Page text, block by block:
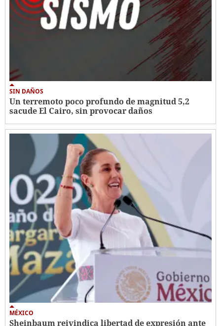
SIN DAÑOS
Un terremoto poco profundo de magnitud 5,2
sacude El Cairo, sin provocar daños
MÉXICO
Sheinbaum reivindica libertad de expresión ante